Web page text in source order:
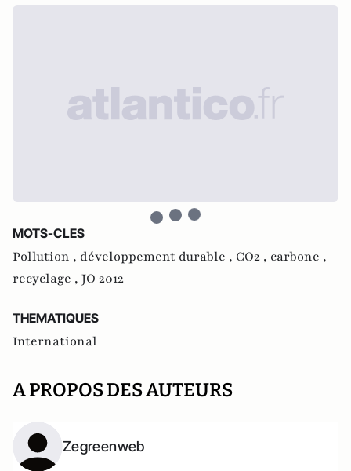
MOTS-CLES
Pollution , développement durable , CO2 , carbone ,
recyclage , JO 2012
THEMATIQUES
International
A PROPOS DES AUTEURS
Zegreenweb